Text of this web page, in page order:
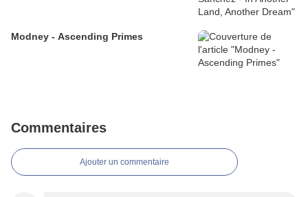
Modney - Ascending Primes
Commentaires
Ajouter un commentaire